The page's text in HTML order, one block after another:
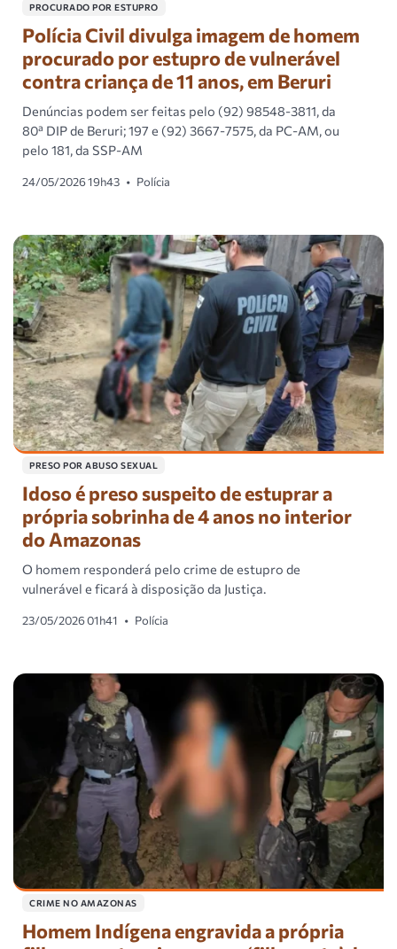
PROCURADO POR ESTUPRO
Polícia Civil divulga imagem de homem
procurado por estupro de vulnerável
contra criança de 11 anos, em Beruri
Denúncias podem ser feitas pelo (92) 98548-3811, da
80ª DIP de Beruri; 197 e (92) 3667-7575, da PC-AM, ou
pelo 181, da SSP-AM
24/05/2026 19h43 • Polícia
PRESO POR ABUSO SEXUAL
Idoso é preso suspeito de estuprar a
própria sobrinha de 4 anos no interior
do Amazonas
O homem responderá pelo crime de estupro de
vulnerável e ficará à disposição da Justiça.
23/05/2026 01h41 • Polícia
CRIME NO AMAZONAS
Homem Indígena engravida a própria